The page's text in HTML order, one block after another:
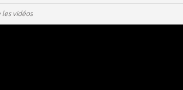
vidéos